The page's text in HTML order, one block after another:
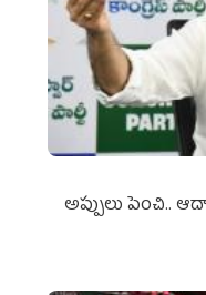
అప్పులు పెంచి..